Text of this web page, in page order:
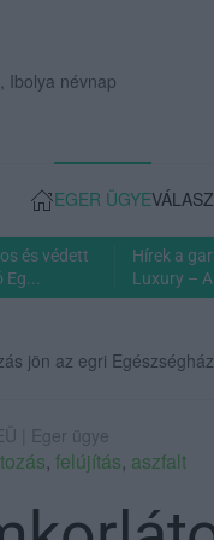
Ibolya névnap
EGER ÜGYE
és védett
Hírek a
Luxury –
jön az egri
| Eger ügye
, felújítás, aszfalt